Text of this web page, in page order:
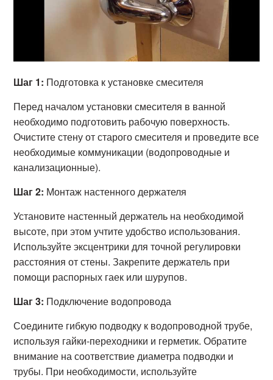
Шаг 1: Подготовка к установке смесителя
Перед началом установки смесителя в ванной
необходимо подготовить рабочую поверхность.
Очистите стену от старого смесителя и проведите все
необходимые коммуникации (водопроводные и
канализационные).
Шаг 2: Монтаж настенного держателя
Установите настенный держатель на необходимой
высоте, при этом учтите удобство использования.
Используйте эксцентрики для точной регулировки
расстояния от стены. Закрепите держатель при
помощи распорных гаек или шурупов.
Шаг 3: Подключение водопровода
Соедините гибкую подводку к водопроводной трубе,
используя гайки-переходники и герметик. Обратите
внимание на соответствие диаметра подводки и
трубы. При необходимости, используйте